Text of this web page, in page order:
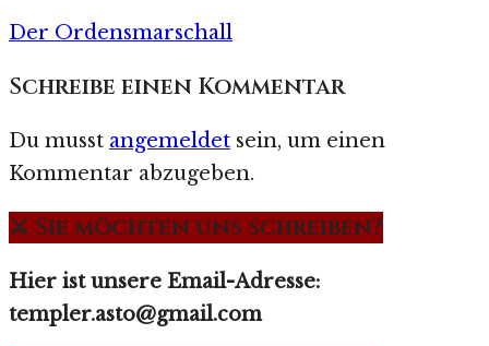
Der Ordensmarschall
Schreibe einen Kommentar
Du musst angemeldet sein, um einen
Kommentar abzugeben.
⚔️ Sie möchten uns schreiben?
Hier ist unsere Email-Adresse:
templer.asto@gmail.com